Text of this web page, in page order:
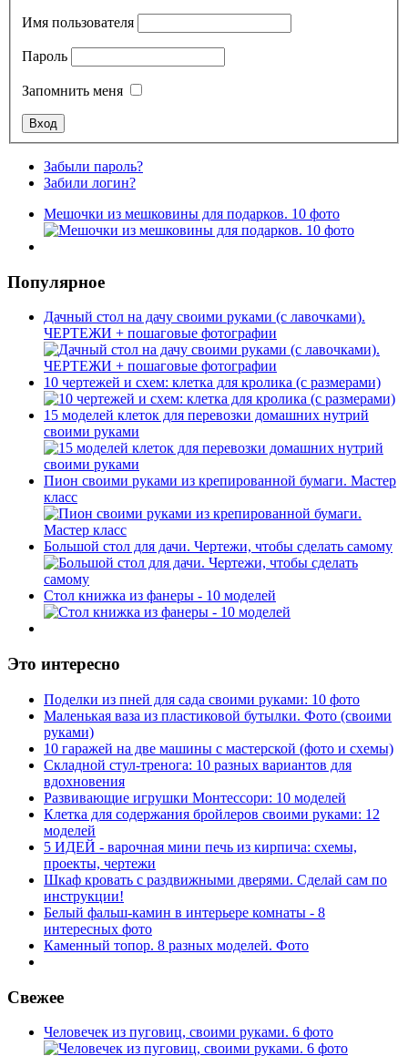
Имя пользователя
Пароль
Запомнить меня
Забыли пароль?
Забили логин?
Мешочки из мешковины для подарков. 10 фото
Популярное
Дачный стол на дачу своими руками (с лавочками).
ЧЕРТЕЖИ + пошаговые фотографии
10 чертежей и схем: клетка для кролика (с размерами)
15 моделей клеток для перевозки домашних нутрий
своими руками
Пион своими руками из крепированной бумаги. Мастер
класс
Большой стол для дачи. Чертежи, чтобы сделать самому
Стол книжка из фанеры - 10 моделей
Это интересно
Поделки из пней для сада своими руками: 10 фото
Маленькая ваза из пластиковой бутылки. Фото (своими
руками)
10 гаражей на две машины с мастерской (фото и схемы)
Складной стул-тренога: 10 разных вариантов для
вдохновения
Развивающие игрушки Монтессори: 10 моделей
Клетка для содержания бройлеров своими руками: 12
моделей
5 ИДЕЙ - варочная мини печь из кирпича: схемы,
проекты, чертежи
Шкаф кровать с раздвижными дверями. Сделай сам по
инструкции!
Белый фальш-камин в интерьере комнаты - 8
интересных фото
Каменный топор. 8 разных моделей. Фото
Свежее
Человечек из пуговиц, своими руками. 6 фото